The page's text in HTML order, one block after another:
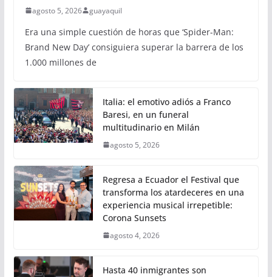
agosto 5, 2026 guayaquil
Era una simple cuestión de horas que ‘Spider-Man:
Brand New Day’ consiguiera superar la barrera de los
1.000 millones de
Italia: el emotivo adiós a Franco
Baresi, en un funeral
multitudinario en Milán
agosto 5, 2026
Regresa a Ecuador el Festival que
transforma los atardeceres en una
experiencia musical irrepetible:
Corona Sunsets
agosto 4, 2026
Hasta 40 inmigrantes son